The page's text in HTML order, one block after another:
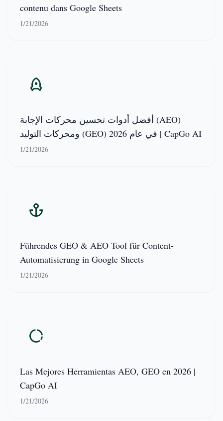
contenu dans Google Sheets
1/21/2026
أفضل أدوات تحسين محركات الإجابة (AEO)
ومحركات التوليد (GEO) في عام 2026 | CapGo AI
1/21/2026
Führendes GEO & AEO Tool für Content-
Automatisierung in Google Sheets
1/21/2026
Las Mejores Herramientas AEO, GEO en 2026 |
CapGo AI
1/21/2026